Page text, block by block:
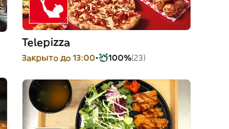
Telepizza
Закрыто до 13:00 100%(23)